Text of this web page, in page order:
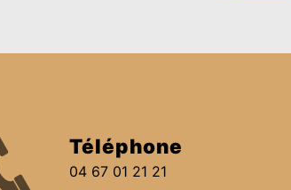
Téléphone
04 67 01 21 21